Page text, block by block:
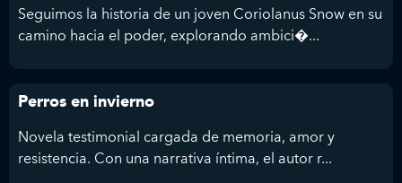
Seguimos la historia de un joven Coriolanus Snow en su
camino hacia el poder, explorando ambici�...
Perros en invierno
Novela testimonial cargada de memoria, amor y
resistencia. Con una narrativa íntima, el autor r...